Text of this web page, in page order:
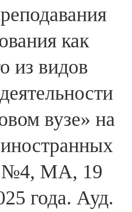
как
из видов
вузе» на
№4, МА, 19
года. Ауд.